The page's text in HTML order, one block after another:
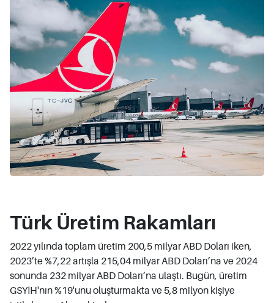
Türk Üretim Rakamları
2022 yılında toplam üretim 200,5 milyar ABD Doları iken,
2023’te %7,22 artışla 215,04 milyar ABD Doları’na ve 2024
sonunda 232 milyar ABD Doları’na ulaştı. Bugün, üretim
GSYİH'nın %19'unu oluşturmakta ve 5,8 milyon kişiye